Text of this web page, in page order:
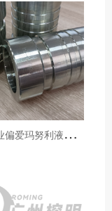
广
东工业偏爱玛努利液压产品的五大原因（代理深度分析）